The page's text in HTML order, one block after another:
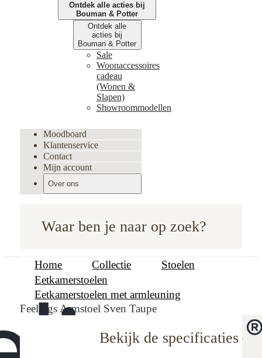
Waar ben je naar op zoek?
Ontdek alle acties bij
Bouman & Potter
Ontdek alle
acties bij
Bouman & Potter
Sale
Woonaccessoires
cadeau
(Wonen &
Slapen)
Showroommodellen
Moodboard
Klantenservice
Contact
Mijn account
Over ons
Home Collectie
Stoelen
Eetkamerstoelen
Eetkamerstoelen met armleuning
Feelings Armstoel Sven Taupe
Bekijk de specificaties